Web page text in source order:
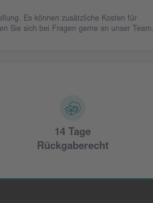
Es können zusätzliche Kosten für
Sie sich bei Fragen gerne an unser Team.
14 Tage
Rückgaberecht